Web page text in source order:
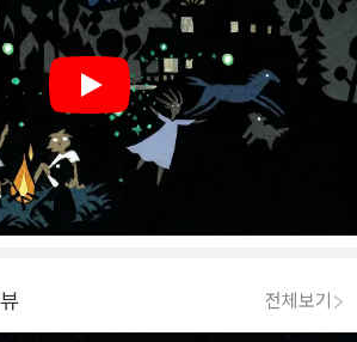
Play
전체보기